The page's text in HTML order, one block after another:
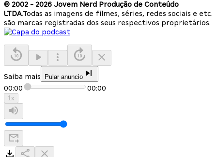
© 2002 - 2026 Jovem Nerd Produção de Conteúdo
LTDA.Todas as imagens de filmes, séries, redes sociais e etc.
são marcas registradas dos seus respectivos proprietários.
Saiba mais Pular anuncio
00:00 00:00
1x